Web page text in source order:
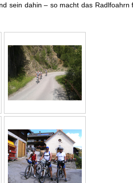
sein dahin – so macht das Radlfoahrn